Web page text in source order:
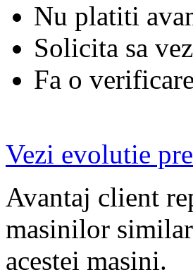
Nu platiti
Solicita sa
Fa o
Vezi evolutie
Avantaj client
masinilor
acestei masini.